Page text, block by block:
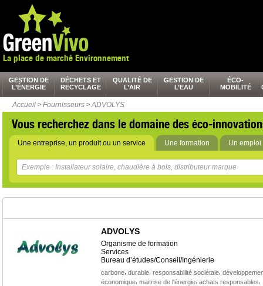
La place de marché Environnement
GESTION DE
L’ÉNERGIE
DÉCHETS ET
RECYCLAGE
QUALITÉ DE
L’AIR
GESTION DE
L’EAU
ÉCO-
MOBILITÉ
Accueil > Fournisseurs > ADVOLYS
Vous recherchez dans le domaine des éco-
Une entreprise, un produit ou un service Une formation Un emploi
ADVOLYS
Organisme de formation
Services
Bureau d’études/Conseil/Ingénierie
carbone, durable, responsabilité sociétale,
économique, maitrise de l'énergie, achats responsables